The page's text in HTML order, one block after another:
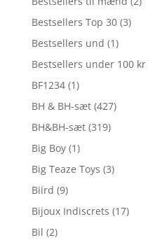
Bestsellers Top 30 (3)
Bestsellers und (1)
Bestsellers under 100 kr
BF1234 (1)
BH & BH-sæt (427)
BH&BH-sæt (319)
Big Boy (1)
Big Teaze Toys (3)
Biird (9)
Bijoux Indiscrets (17)
Bil (2)